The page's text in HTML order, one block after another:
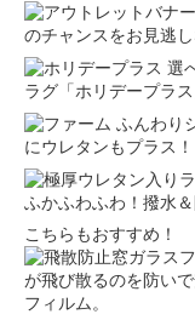
のチャンスをお見逃し
選
ラグ「ホリデープラス
ふんわり
にウレタンもプラス
ふかふわふわ！撥水
こちらもおすすめ！
が飛び散るのを防い
フィルム。